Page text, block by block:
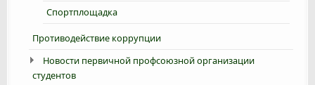
Спортплощадка
Противодействие коррупции
Новости первичной профсоюзной организации
студентов